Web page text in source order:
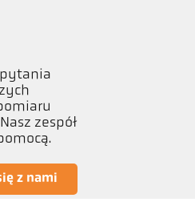
zespół
z nami